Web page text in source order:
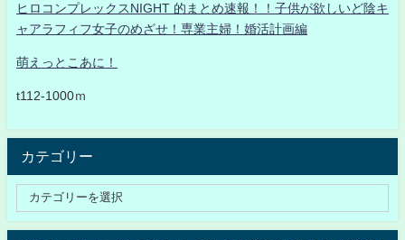
ヒロコンプレックスNIGHT 的まとめ速報！！子供が欲しいど陰キ
ャアラフィフ女子のめざせ！専業主婦！婚活計画編
萌えっとこあに！
t112-1000ｍ
カテゴリー